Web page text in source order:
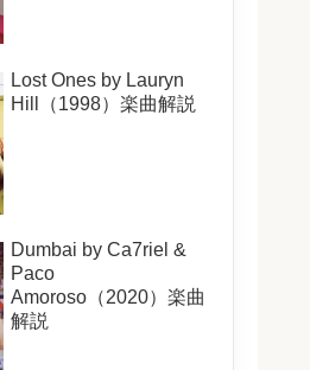
Lost Ones by Lauryn
Hill（1998）楽曲解説
Dumbai by Ca7riel &
Paco
Amoroso（2020）楽曲
解説